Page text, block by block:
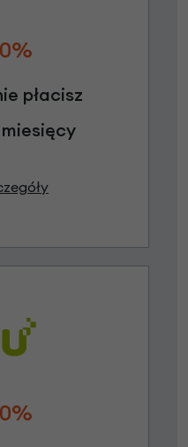
płacisz